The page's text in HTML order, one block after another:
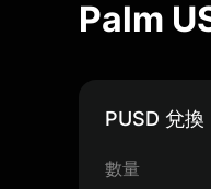
Palm
PUSD 兌換
數量